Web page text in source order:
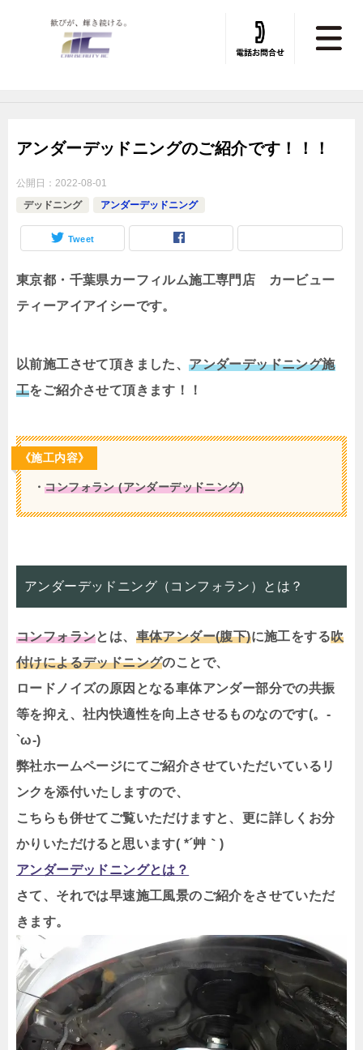
トータルカービューティIIC TOP デッドニング» デッドニング施工実績
アンダーデッドニングのご紹介です！！！
公開日： 2022-08-01
デッドニング
アンダーデッドニング
Tweet
東京都・千葉県カーフィルム施工専門店 カービュー
ティーアイアイシーです。
以前施工させて頂きました、アンダーデッドニング施
工をご紹介させて頂きます！！
《施工内容》
・コンフォラン (アンダーデッドニング)
アンダーデッドニング（コンフォラン）とは？
コンフォランとは、 車体アンダー(腹下)に施工をする吹
付けによるデッドニングのことで、
ロードノイズの原因となる車体アンダー部分での共振
等を抑え、社内快適性を向上させるものなのです(。-
`ω-)
弊社ホームページにてご紹介させていただいているリ
ンクを添付いたしますので、
こちらも併せてご覧いただけますと、更に詳しくお分
かりいただけると思います( *´艸｀)
アンダーデッドニングとは？
さて、それでは早速施工風景のご紹介をさせていただ
きます。